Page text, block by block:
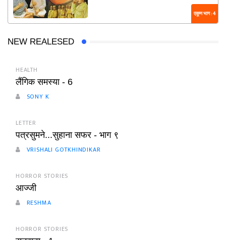
एकूण भाग : 4
NEW REALESED
HEALTH
लैंगिक समस्या - 6
SONY K
LETTER
पत्रसुमने...सुहाना सफर - भाग ९
VRISHALI GOTKHINDIKAR
HORROR STORIES
आज्जी
RESHMA
HORROR STORIES